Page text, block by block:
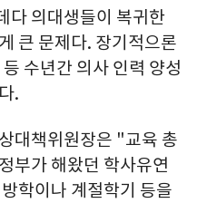
다 의대생들이 복귀한
큰 문제다. 장기적으론
수년간 의사 인력 양성
.
대책위원장은 "교육 총
부가 해왔던 학사유연
학이나 계절학기 등을